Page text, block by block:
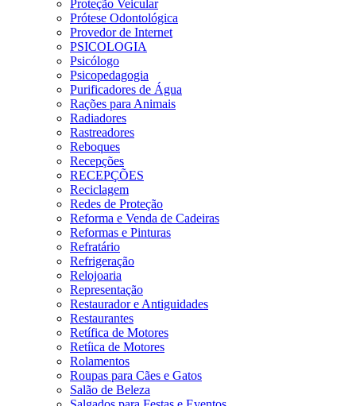
Proteção Veicular
Prótese Odontológica
Provedor de Internet
PSICOLOGIA
Psicólogo
Psicopedagogia
Purificadores de Água
Rações para Animais
Radiadores
Rastreadores
Reboques
Recepções
RECEPÇÕES
Reciclagem
Redes de Proteção
Reforma e Venda de Cadeiras
Reformas e Pinturas
Refratário
Refrigeração
Relojoaria
Representação
Restaurador e Antiguidades
Restaurantes
Retífica de Motores
Retíica de Motores
Rolamentos
Roupas para Cães e Gatos
Salão de Beleza